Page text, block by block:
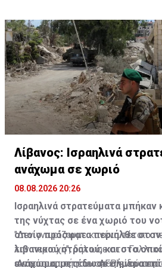
Λίβανος: Ισραηλινά
ανάχωμα σε χωριό
08.08.2026 20:26
Ισραηλινά στρατεύματα μπήκαν
της νύχτας σε ένα χωριό του
οποίο πρόσφατα περιήλθε
λιβανικού στρατού, και στο
ανάχωμα, μετέδωσε σήμερα
"Δεν γνωρίζουμε κανένα τέτοιο
την περιοχή", δήλωσε στο
εκπρόσωπος του ισραηλινού
Ανταποκριτής του AFP είδε